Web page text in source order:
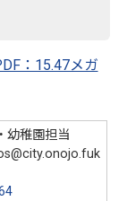
：15.47メガ
幼稚園担当